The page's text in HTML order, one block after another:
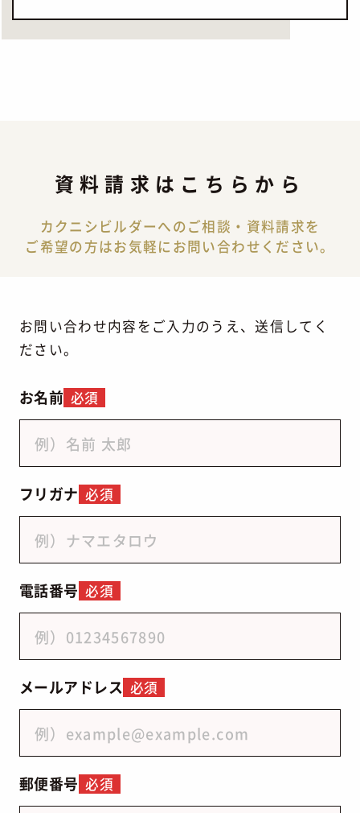
資料請求はこちらから
カクニシビルダーへのご相談・資料請求を
ご希望の方はお気軽にお問い合わせください。
お問い合わせ内容をご入力のうえ、送信してく
ださい。
お名前 必須
フリガナ 必須
電話番号 必須
メールアドレス 必須
郵便番号 必須